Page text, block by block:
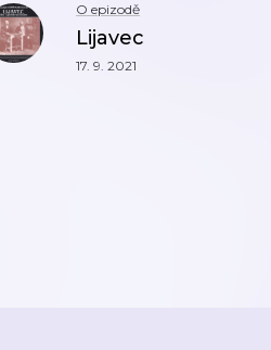
O epizodě
Lijavec
17. 9. 2021